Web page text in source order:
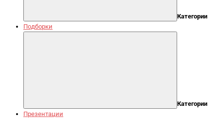
Категории
Подборки
Категории
Презентации